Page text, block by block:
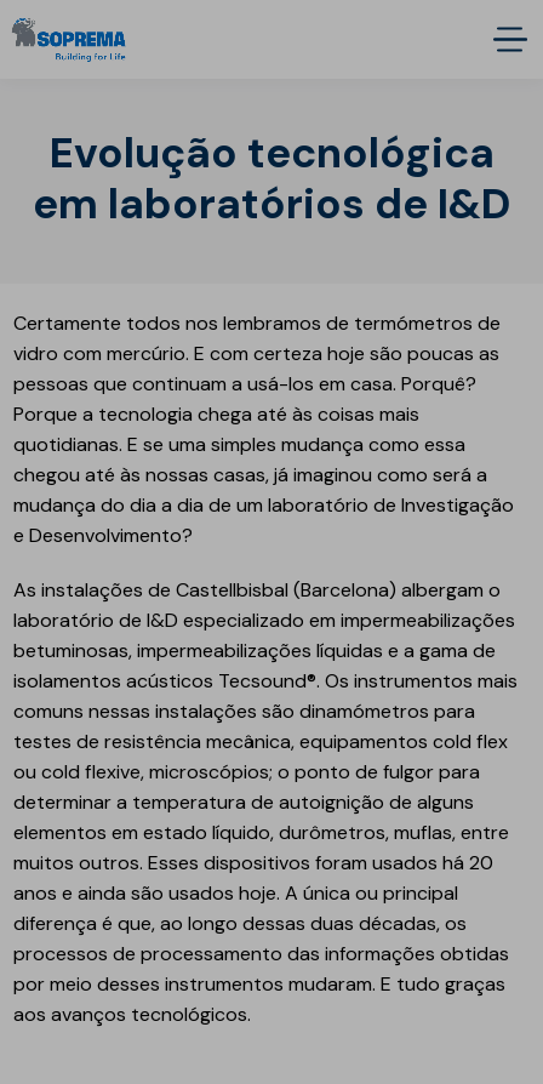
Evolução tecnológica
em laboratórios de I&D
Certamente todos nos lembramos de termómetros de
vidro com mercúrio. E com certeza hoje são poucas as
pessoas que continuam a usá-los em casa. Porquê?
Porque a tecnologia chega até às coisas mais
quotidianas. E se uma simples mudança como essa
chegou até às nossas casas, já imaginou como será a
mudança do dia a dia de um laboratório de Investigação
e Desenvolvimento?
As instalações de Castellbisbal (Barcelona) albergam o
laboratório de I&D especializado em impermeabilizações
betuminosas, impermeabilizações líquidas e a gama de
isolamentos acústicos Tecsound®. Os instrumentos mais
comuns nessas instalações são dinamómetros para
testes de resistência mecânica, equipamentos cold flex
ou cold flexive, microscópios; o ponto de fulgor para
determinar a temperatura de autoignição de alguns
elementos em estado líquido, durômetros, muflas, entre
muitos outros. Esses dispositivos foram usados ​​há 20
anos e ainda são usados ​​hoje. A única ou principal
diferença é que, ao longo dessas duas décadas, os
processos de processamento das informações obtidas
por meio desses instrumentos mudaram. E tudo graças
aos avanços tecnológicos.